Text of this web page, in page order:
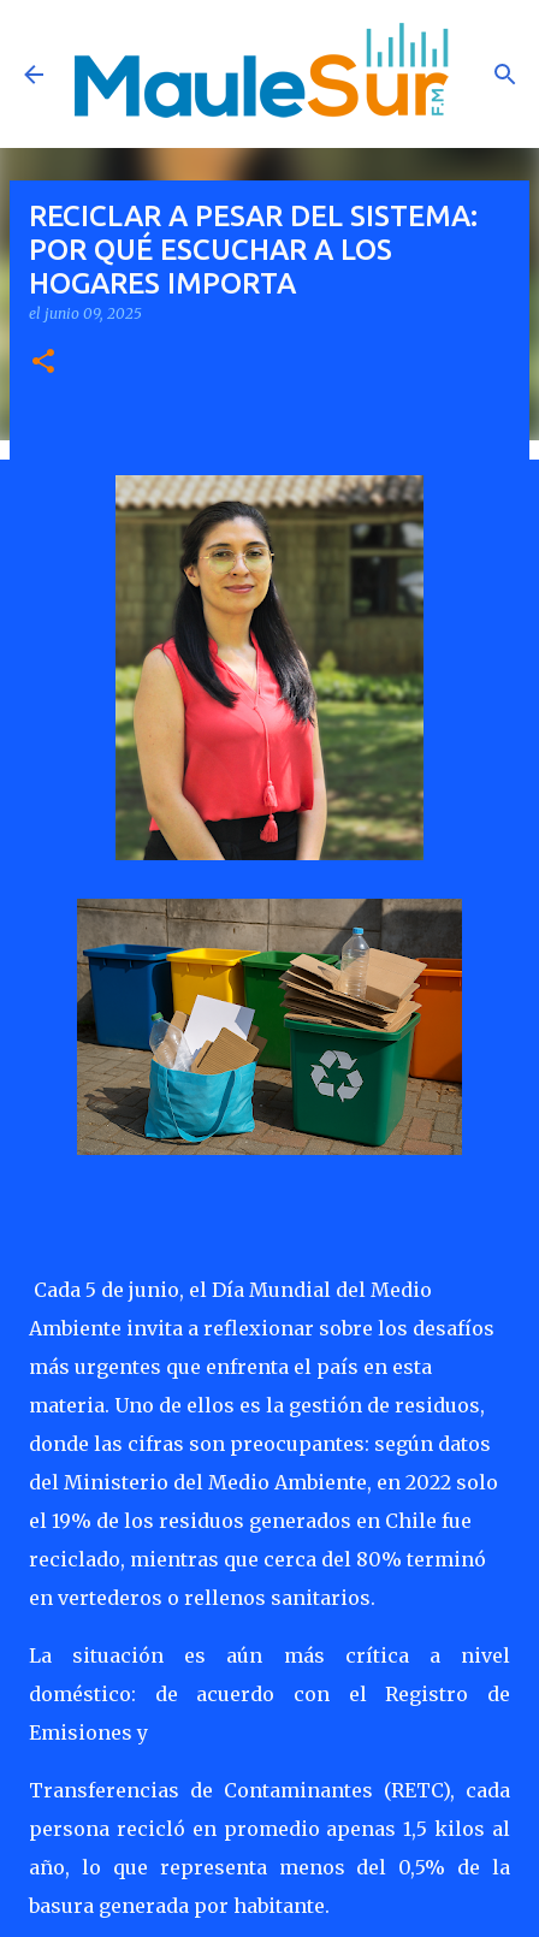
Ir al contenido principal
RECICLAR A PESAR DEL SISTEMA:
POR QUÉ ESCUCHAR A LOS
HOGARES IMPORTA
el junio 09, 2025
Cada 5 de junio, el Día Mundial del Medio
Ambiente invita a reflexionar sobre los desafíos
más urgentes que enfrenta el país en esta
materia. Uno de ellos es la gestión de residuos,
donde las cifras son preocupantes: según datos
del Ministerio del Medio Ambiente, en 2022 solo
el 19% de los residuos generados en Chile fue
reciclado, mientras que cerca del 80% terminó
en vertederos o rellenos sanitarios.
La situación es aún más crítica a nivel
doméstico: de acuerdo con el Registro de
Emisiones y
Transferencias de Contaminantes (RETC), cada
persona recicló en promedio apenas 1,5 kilos al
año, lo que representa menos del 0,5% de la
basura generada por habitante.